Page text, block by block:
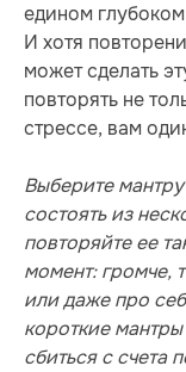
едином
И хотя
может сделать
повторять не
стрессе, вам
Выберите
состоять из
повторяйте ее
момент: громче,
или даже про
короткие
сбиться с счета